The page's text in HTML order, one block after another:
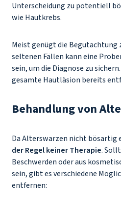
Unterscheidung zu potentiell
wie Hautkrebs.
Meist genügt die Begutachtung
seltenen Fällen kann eine
sein, um die Diagnose zu
gesamte Hautläsion bereits
Behandlung von
Da Alterswarzen nicht bösartig
der Regel keiner Therapie.
Beschwerden oder aus
sein, gibt es verschiedene
entfernen: